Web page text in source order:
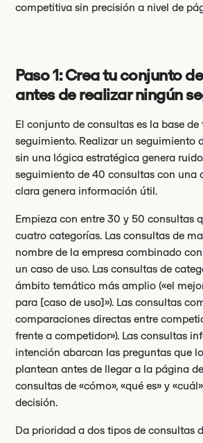
competitiva sin precisión a nivel de
Paso 1: Crea tu conjunto
antes de realizar ningún
El conjunto de consultas es la base
seguimiento. Realizar un seguimiento
sin una lógica estratégica genera
seguimiento de 40 consultas con una
clara genera información útil.
Empieza con entre 30 y 50 consultas
cuatro categorías. Las consultas de
nombre de la empresa combinado
un caso de uso. Las consultas de
ámbito temático más amplio («el
para [caso de uso]»). Las consultas
comparaciones directas entre
frente a competidor»). Las consultas
intención abarcan las preguntas que
plantean antes de llegar a la página
consultas de «cómo», «qué es» y
decisión.
Da prioridad a dos tipos de consultas